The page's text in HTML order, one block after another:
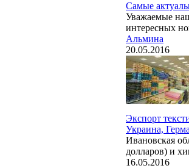
Самые
Уважаемые
интересных
Альмина
20.05.2016
Экспорт
Украина,
Ивановская
долларов) и
16.05.2016